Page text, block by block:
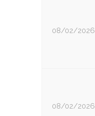
08/02/2026
08/02/2026